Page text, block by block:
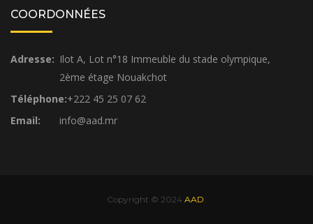
COORDONNÉES
Adresse: Ilot A, Lot n°18 Immeuble du stade olympique,
2ème étage Nouakchot
Téléphone:+222 45 25 07 62
Email:
info@aad.mr
Copyright © 2024 AAD.